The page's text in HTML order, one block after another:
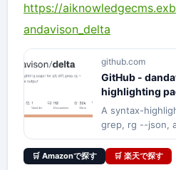
https://
andavison_delta
github.com
GitHub -
highlighting
--json, and
A syntax-
grep, rg --json,
dandavison/
🛒 Amazonで探す 🛒 楽天で探す